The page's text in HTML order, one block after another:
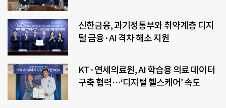
신한금융, 과기정통부와 취약계층 디지
털 금융·AI 격차 해소 지원
KT·연세의료원, AI 학습용 의료 데이터
구축 협력…‘디지털 헬스케어’ 속도